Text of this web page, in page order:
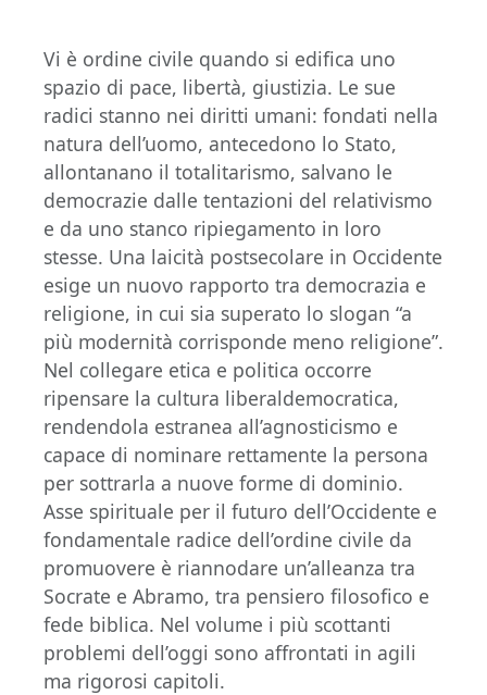
Vi è ordine civile quando si edifica uno
spazio di pace, libertà, giustizia. Le sue
radici stanno nei diritti umani: fondati nella
natura dell’uomo, antecedono lo Stato,
allontanano il totalitarismo, salvano le
democrazie dalle tentazioni del relativismo
e da uno stanco ripiegamento in loro
stesse. Una laicità postsecolare in Occidente
esige un nuovo rapporto tra democrazia e
religione, in cui sia superato lo slogan “a
più modernità corrisponde meno religione”.
Nel collegare etica e politica occorre
ripensare la cultura liberaldemocratica,
rendendola estranea all’agnosticismo e
capace di nominare rettamente la persona
per sottrarla a nuove forme di dominio.
Asse spirituale per il futuro dell’Occidente e
fondamentale radice dell’ordine civile da
promuovere è riannodare un’alleanza tra
Socrate e Abramo, tra pensiero filosofico e
fede biblica. Nel volume i più scottanti
problemi dell’oggi sono affrontati in agili
ma rigorosi capitoli.